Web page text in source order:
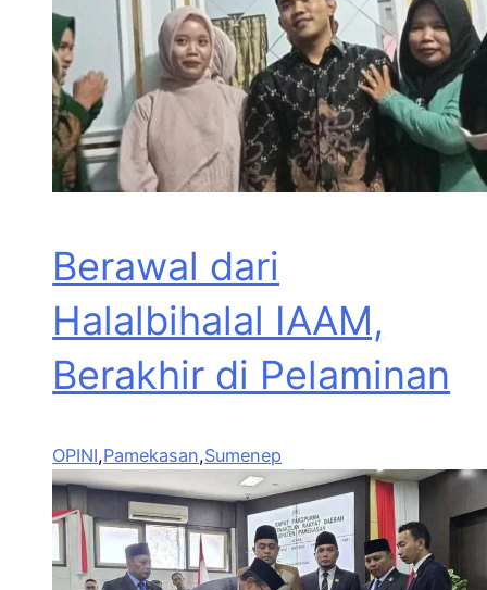
Berawal dari
Halalbihalal IAAM,
Berakhir di Pelaminan
OPINI,Pamekasan,Sumenep